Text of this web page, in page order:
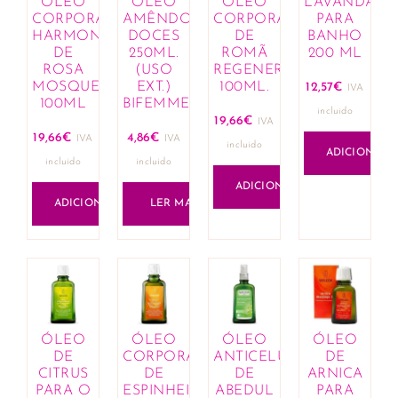
Ouvidos
Pés
Queimaduras e arranhões
Reafirmantes e tonificantes
Repelentes
Sabonetes e géis de banho
Cuidado Facial
Limpeza da pele e exfoliantes
Tratamentos faciais
Proteção solar
Autobronzeadores
CORPORAL
HARMONIZANTE
DE
ROSA
MOSQUETA
100ML
19,66€ IVA
incluido
ADICIONAR
AMÊNDOAS
DOCES
250ML.
(USO
EXT.)
BIFEMME
4,86€ IVA
incluido
LER MAIS
CORPORAL
DE
ROMÃ
REGENERADOR
100ML.
19,66€ IVA
incluido
ADICIONAR
PARA
BANHO
200 ML
12,57€ IVA
incluido
ADICIONAR
ÓLEO
DE
CITRUS
PARA O
ÓLEO
CORPORAL
DE
ESPINHEIRO
ÓLEO
ANTICELULITICO
DE
ABEDUL
ÓLEO
DE
ARNICA
PARA